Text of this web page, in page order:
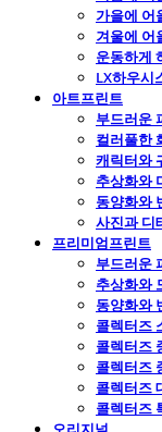
가을에 어
겨울에 어
운동하게
LX하우시
아트프린트
부드러운
컬러풀한
캐릭터와
추상화와
동양화와
사진과 디
프리미엄프린트
부드러운
추상화와
동양화와
콜렉터즈
콜렉터즈
콜렉터즈
콜렉터즈
콜렉터즈